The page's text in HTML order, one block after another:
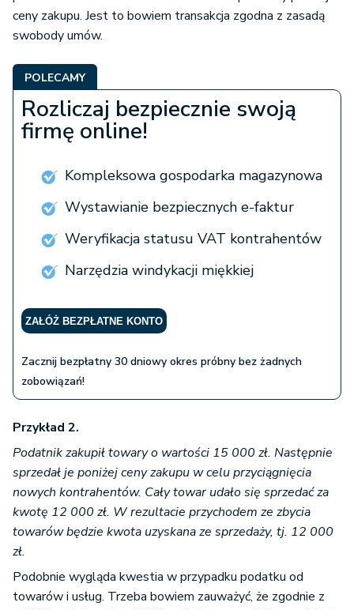
ceny zakupu. Jest to bowiem transakcja zgodna z zasadą
swobody umów.
POLECAMY
Rozliczaj bezpiecznie swoją
firmę online!
Kompleksowa gospodarka magazynowa
Wystawianie bezpiecznych e-faktur
Weryfikacja statusu VAT kontrahentów
Narzędzia windykacji miękkiej
ZAŁÓŻ BEZPŁATNE KONTO
Zacznij bezpłatny 30 dniowy okres próbny bez żadnych
zobowiązań!
Przykład 2.
Podatnik zakupił towary o wartości 15 000 zł. Następnie
sprzedał je poniżej ceny zakupu w celu przyciągnięcia
nowych kontrahentów. Cały towar udało się sprzedać za
kwotę 12 000 zł. W rezultacie przychodem ze zbycia
towarów będzie kwota uzyskana ze sprzedaży, tj. 12 000
zł.
Podobnie wygląda kwestia w przypadku podatku od
towarów i usług. Trzeba bowiem zauważyć, że zgodnie z